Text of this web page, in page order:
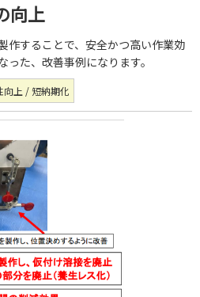
向上
作することで、安全かつ高い作業効
た、改善事例になります。
向上 / 短納期化